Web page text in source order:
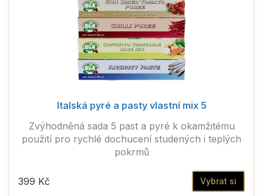
Italská pyré a pasty vlastní mix 5
Zvýhodněná sada 5 past a pyré k okamžitému
použití pro rychlé dochucení studených i teplých
pokrmů
Vybrat si
399 Kč